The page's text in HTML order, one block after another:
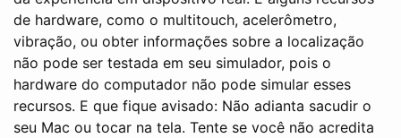
de hardware, como o multitouch, acelerômetro,
vibração, ou obter informações sobre a localização
não pode ser testada em seu simulador, pois o
hardware do computador não pode simular esses
recursos. E que fique avisado: Não adianta sacudir o
seu Mac ou tocar na tela. Tente se você não acredita